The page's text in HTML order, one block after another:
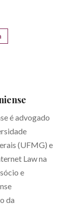
é advogado
(UFMG) e
Law na
e
da